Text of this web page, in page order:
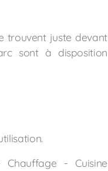
trouvent juste devant
sont à disposition
- Cuisine